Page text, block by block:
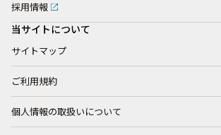
採用情報
当サイトについて
サイトマップ
ご利用規約
個人情報の取扱いについて